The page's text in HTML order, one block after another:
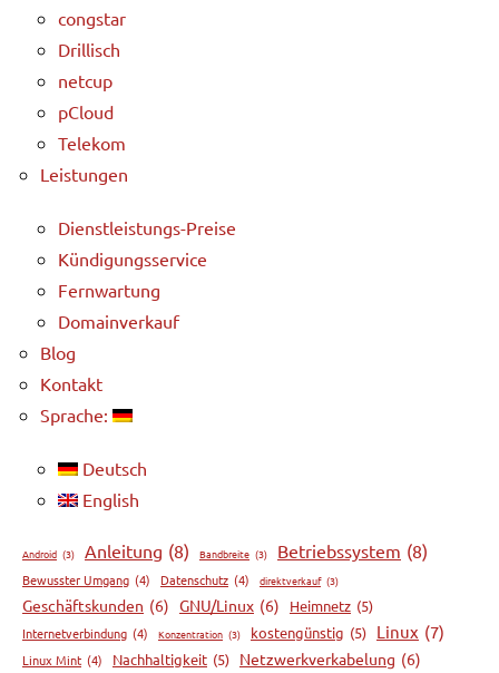
congstar
Drillisch
netcup
pCloud
Telekom
Leistungen
Dienstleistungs-Preise
Kündigungsservice
Fernwartung
Domainverkauf
Blog
Kontakt
Sprache:
Deutsch
English
Android (3) Anleitung (8) Bandbreite (3) Betriebssystem (8)
Bewusster Umgang (4) Datenschutz (4) direktverkauf (3)
Geschäftskunden (6) GNU/Linux (6) Heimnetz (5)
Internetverbindung (4) Konzentration (3) kostengünstig (5) Linux (7)
Linux Mint (4) Nachhaltigkeit (5) Netzwerkverkabelung (6)